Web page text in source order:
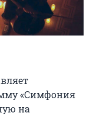
«Симфония
на